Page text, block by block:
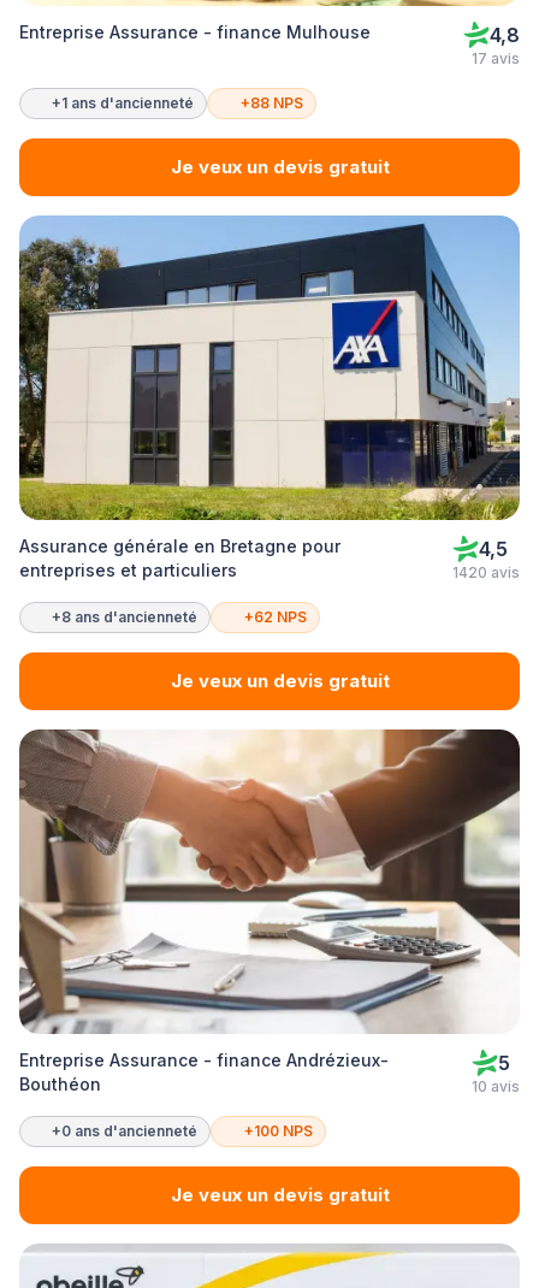
Entreprise Assurance - finance Mulhouse 4,8
17 avis
+1 ans d'ancienneté +88 NPS
Je veux un devis gratuit
Assurance générale en Bretagne pour
entreprises et particuliers
4,5
1420 avis
+8 ans d'ancienneté +62 NPS
Je veux un devis gratuit
Entreprise Assurance - finance Andrézieux-
Bouthéon
5
10 avis
+0 ans d'ancienneté +100 NPS
Je veux un devis gratuit